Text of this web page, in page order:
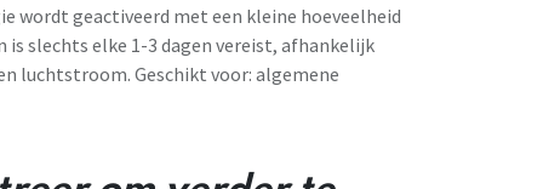
wordt geactiveerd met een kleine hoeveelheid
is slechts elke 1-3 dagen vereist, afhankelijk
luchtstroom. Geschikt voor: algemene